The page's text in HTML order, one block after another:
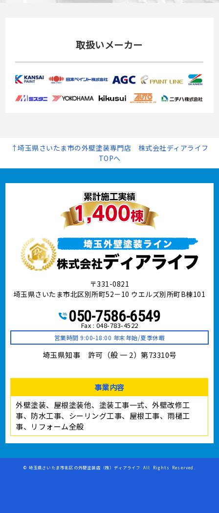
取扱いメーカー
↑埼玉県さいたま市の外壁塗装専門店 株式会社ディアライフ
TOPへ
〒331-0821
埼玉県さいたま市北区別所町52－10 ウエルズ別所町B棟101
050-7586-6549
Fax : 048-783-4522
営業時間 9:00-18:00 年末年始/夏季休暇
埼玉県知事 許可（般 一 2）第73310号
事業内容
外壁塗装、屋根塗装他、塗装工事⼀式、外壁改修工
事、防水工事、シーリング工事、屋根工事、雨樋工
事、リフォーム全般
© 埼玉県さいたま市北区の外壁塗装店（株）ディアライフ All Rights Reserved.